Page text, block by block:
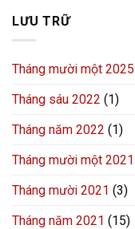
LƯU TRỮ
Tháng mười một 2025
Tháng sáu 2022 (1)
Tháng năm 2022 (1)
Tháng mười một 2021
Tháng mười 2021 (3)
Tháng năm 2021 (15)